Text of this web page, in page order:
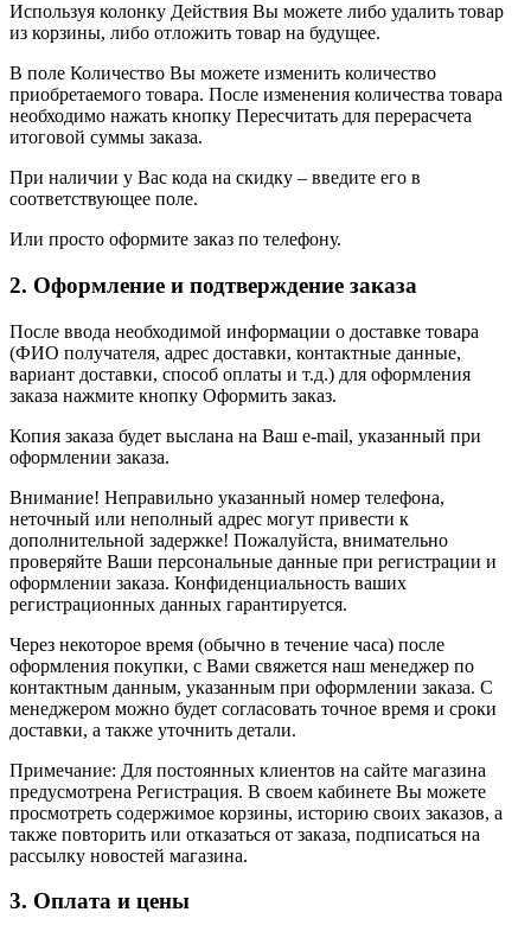
Используя колонку Действия Вы можете либо удалить товар
из корзины, либо отложить товар на будущее.
В поле Количество Вы можете изменить количество
приобретаемого товара. После изменения количества товара
необходимо нажать кнопку Пересчитать для перерасчета
итоговой суммы заказа.
При наличии у Вас кода на скидку – введите его в
соответствующее поле.
Или просто оформите заказ по телефону.
2. Оформление и подтверждение заказа
После ввода необходимой информации о доставке товара
(ФИО получателя, адрес доставки, контактные данные,
вариант доставки, способ оплаты и т.д.) для оформления
заказа нажмите кнопку Оформить заказ.
Копия заказа будет выслана на Ваш e-mail, указанный при
оформлении заказа.
Внимание! Неправильно указанный номер телефона,
неточный или неполный адрес могут привести к
дополнительной задержке! Пожалуйста, внимательно
проверяйте Ваши персональные данные при регистрации и
оформлении заказа. Конфиденциальность ваших
регистрационных данных гарантируется.
Через некоторое время (обычно в течение часа) после
оформления покупки, с Вами свяжется наш менеджер по
контактным данным, указанным при оформлении заказа. С
менеджером можно будет согласовать точное время и сроки
доставки, а также уточнить детали.
Примечание: Для постоянных клиентов на сайте магазина
предусмотрена Регистрация. В своем кабинете Вы можете
просмотреть содержимое корзины, историю своих заказов, а
также повторить или отказаться от заказа, подписаться на
рассылку новостей магазина.
3. Оплата и цены